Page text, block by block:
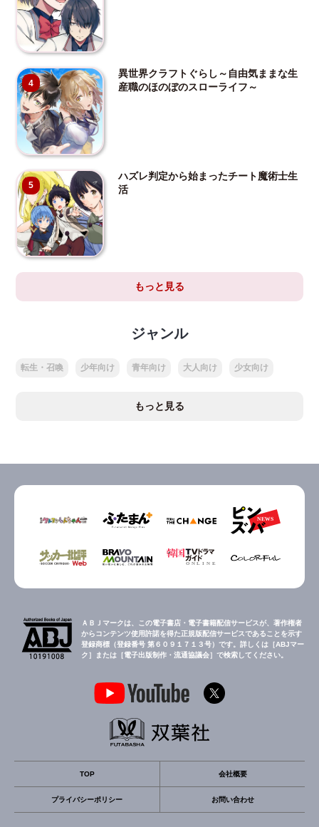
4
異世界クラフトぐらし～自由気ままな生
産職のほのぼのスローライフ～
5
ハズレ判定から始まったチート魔術士生
活
もっと見る
ジャンル
転生・召喚 少年向け 青年向け 大人向け 少女向け
もっと見る
ＡＢＪマークは、この電子書店・電子書籍配信サービスが、著作権者
からコンテンツ使用許諾を得た正規版配信サービスであることを示す
登録商標（登録番号 第６０９１７１３号）です。詳しくは［ABJマー
ク］または［電子出版制作・流通協議会］で検索してください。
TOP 会社概要
プライバシーポリシー お問い合わせ